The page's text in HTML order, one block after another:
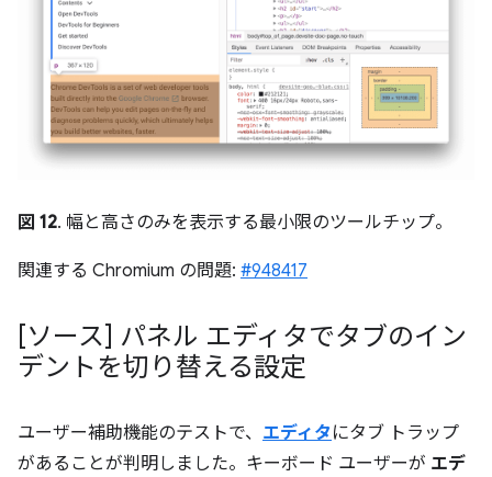
図 12. 幅と高さのみを表示する最小限のツールチップ。
関連する Chromium の問題: #948417
[ソース] パネル エディタでタブのイン
デントを切り替える設定
ユーザー補助機能のテストで、 エディタ にタブ トラップ
があることが判明しました。キーボード ユーザーが エデ